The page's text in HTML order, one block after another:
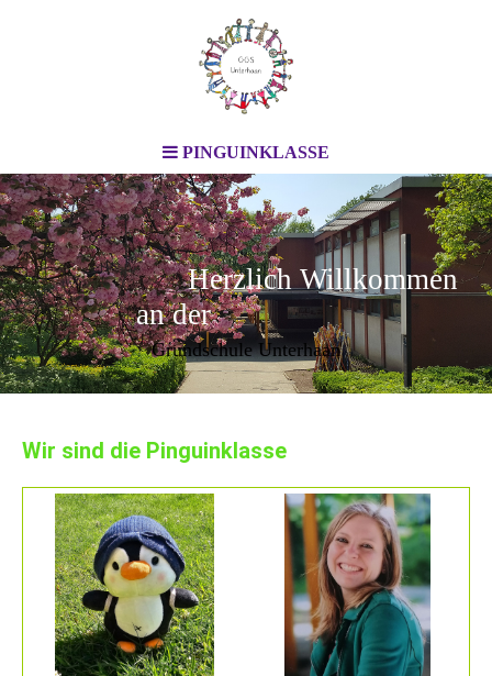
PINGUINKLASSE
Herzlich Willkommen
an der
Grundschule Unterhaan
Wir sind die Pinguinklasse